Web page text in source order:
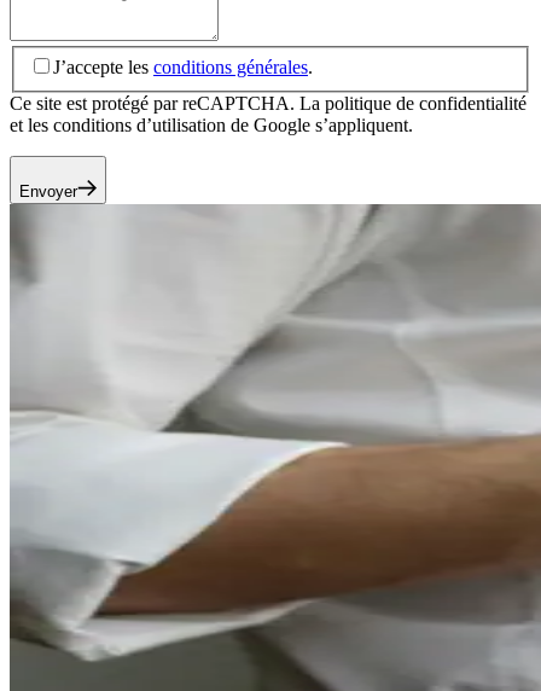
aider?
GDPR
J’accepte les conditions générales.
Ce site est protégé par reCAPTCHA. La politique de confidentialité
et les conditions d’utilisation de Google s’appliquent.
Envoyer